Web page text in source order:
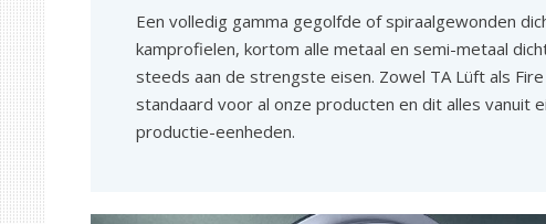
Een volledig gamma gegolfde of spiraalgewonden
kamprofielen, kortom alle metaal en semi-metaal
steeds aan de strengste eisen. Zowel TA Lüft als
standaard voor al onze producten en dit alles vanuit
productie-eenheden.